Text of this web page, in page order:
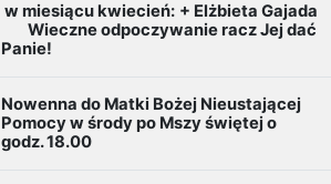
w miesiącu kwiecień: + Elżbieta Gajada
Wieczne odpoczywanie racz Jej dać
Panie!
Nowenna do Matki Bożej Nieustającej
Pomocy w środy po Mszy świętej o
godz. 18.00